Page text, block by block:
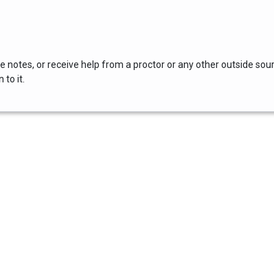
notes, or receive help from a proctor or any other outside
to it.